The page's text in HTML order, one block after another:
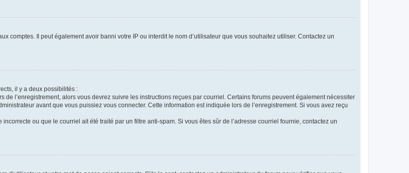
comptes. Il peut également avoir banni votre IP ou interdit le nom d’utilisateur que vous souhaitez utiliser. Contactez un
il y a deux possibilités :
de l’enregistrement, alors vous devrez suivre les instructions reçues par courriel. Certains forums peuvent également nécessiter
avant que vous puissiez vous connecter. Cette information est indiquée lors de l’enregistrement. Si vous avez reçu
ou que le courriel ait été traité par un filtre anti-spam. Si vous êtes sûr de l’adresse courriel fournie, contactez un